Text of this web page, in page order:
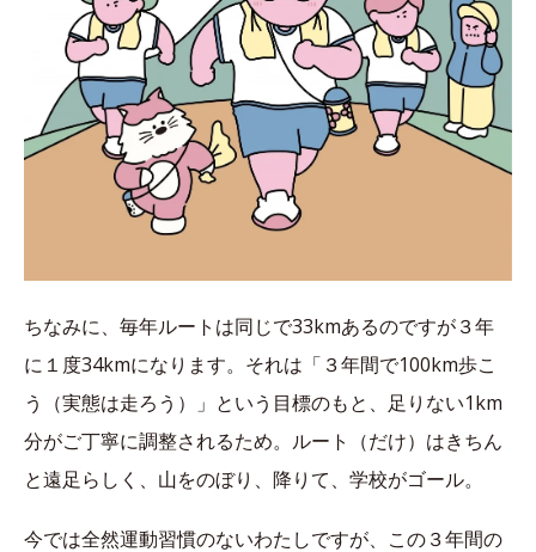
ちなみに、毎年ルートは同じで33kmあるのですが３年
に１度34kmになります。それは「３年間で100km歩こ
う（実態は走ろう）」という目標のもと、足りない1km
分がご丁寧に調整されるため。ルート（だけ）はきちん
と遠足らしく、山をのぼり、降りて、学校がゴール。
今では全然運動習慣のないわたしですが、この３年間の